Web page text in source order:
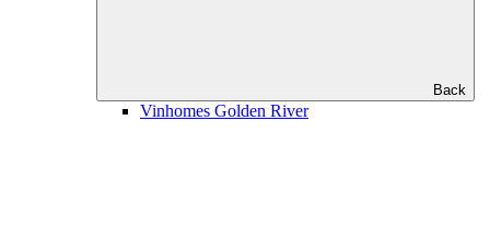
Back
Vinhomes Golden River